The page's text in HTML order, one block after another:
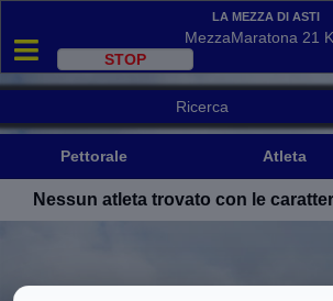
La Mezza di Asti
MezzaMaratona 21
Ricerca
Pettorale Atleta
Pettorale
Nessun atleta trovato con le